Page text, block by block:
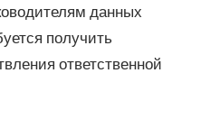
данных
получить
ответственной